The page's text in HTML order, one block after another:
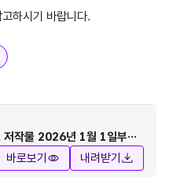
하시기 바랍니다.
작물 2026년 1월 1일부로
(김경숙).pdf
바로보기 내려받기